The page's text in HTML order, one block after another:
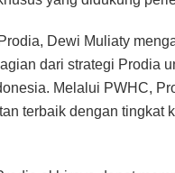
Dewi Muliaty
dari strategi Prodia
Melalui PWHC,
terbaik dengan